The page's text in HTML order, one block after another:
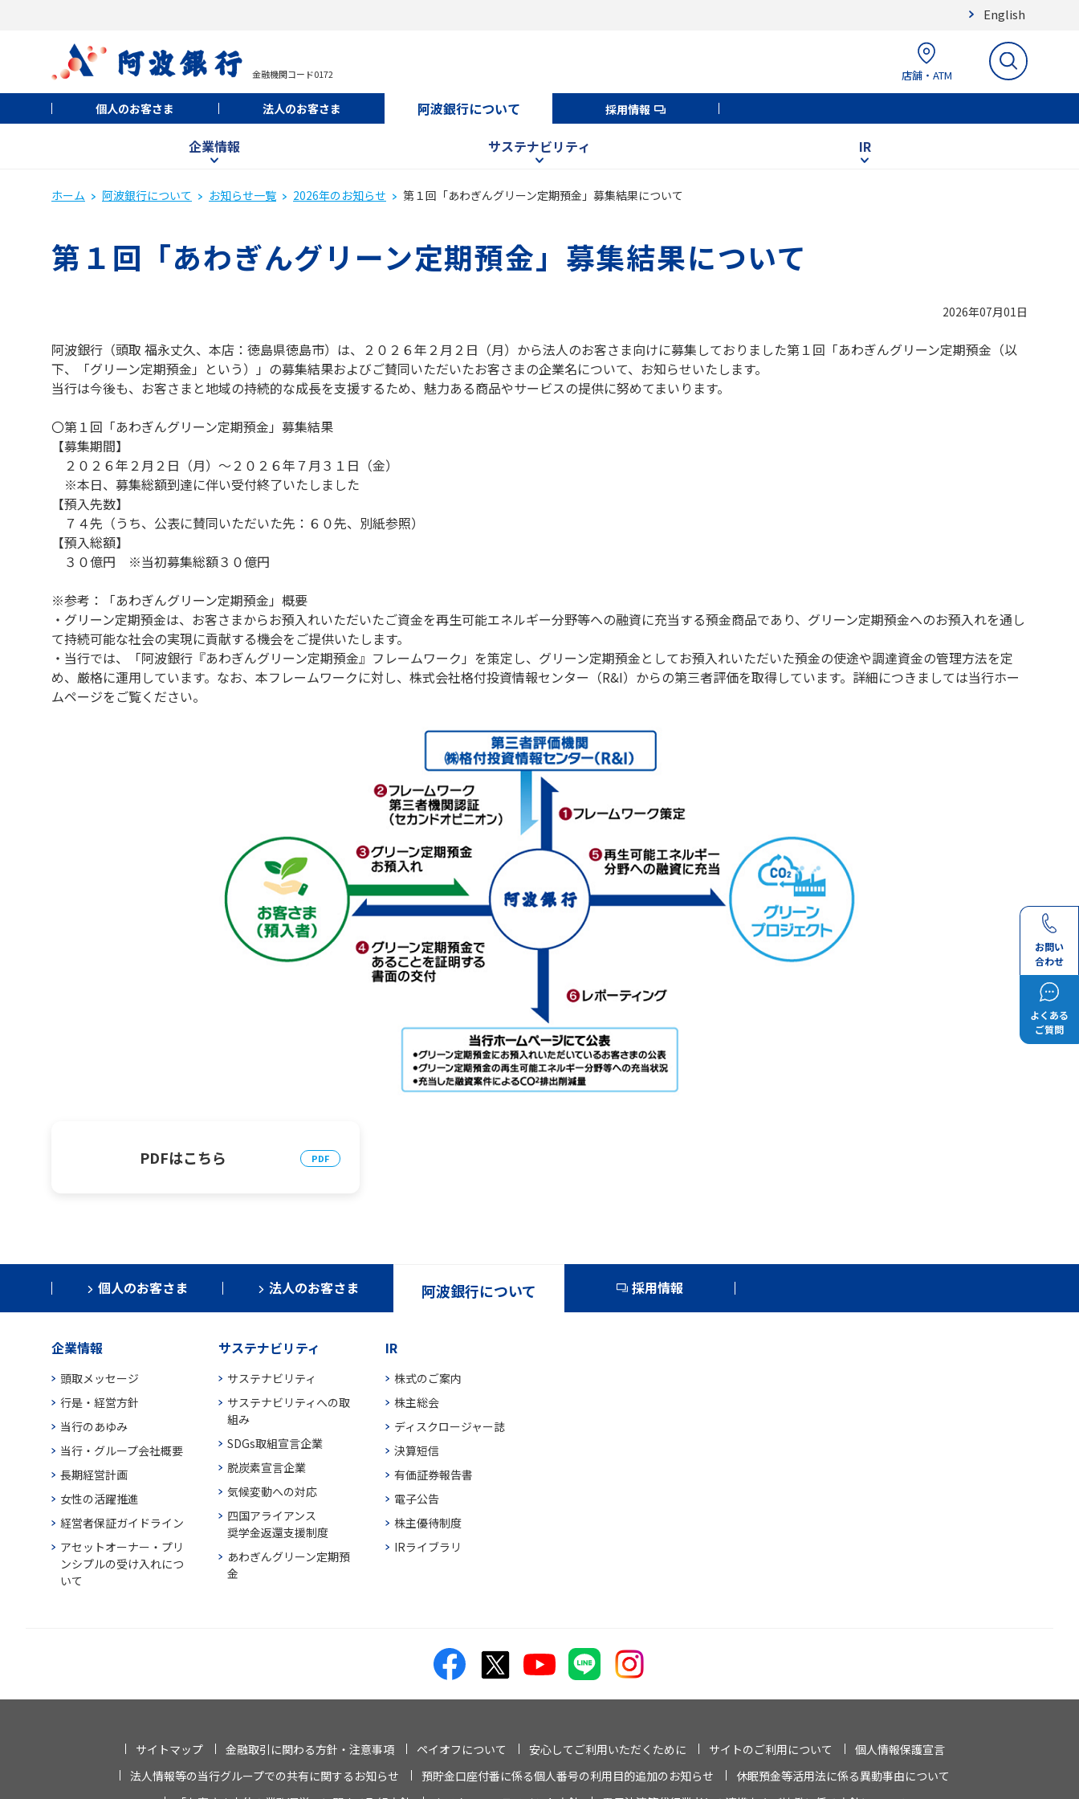
English
金融機関コード0172 店舗・ATM
個人のお客さま 法人のお客さま 阿波銀行について 採用情報
企業情報 サステナビリティ IR
お問い
合わせ
よくある
ご質問
ホーム 阿波銀行について お知らせ一覧 2026年のお知らせ 第１回「あわぎんグリーン定期預金」募集結果について
第１回「あわぎんグリーン定期預金」募集結果について
2026年07月01日
阿波銀行（頭取 福永丈久、本店：徳島県徳島市）は、２０２６年２月２日（月）から法人のお客さま向けに募集しておりました第１回「あわぎんグリーン定期預金（以
下、「グリーン定期預金」という）」の募集結果およびご賛同いただいたお客さまの企業名について、お知らせいたします。
当行は今後も、お客さまと地域の持続的な成長を支援するため、魅力ある商品やサービスの提供に努めてまいります。
〇第１回「あわぎんグリーン定期預金」募集結果
【募集期間】
２０２６年２月２日（月）～２０２６年７月３１日（金）
※本日、募集総額到達に伴い受付終了いたしました
【預入先数】
７４先（うち、公表に賛同いただいた先：６０先、別紙参照）
【預入総額】
３０億円 ※当初募集総額３０億円
※参考：「あわぎんグリーン定期預金」概要
・グリーン定期預金は、お客さまからお預入れいただいたご資金を再生可能エネルギー分野等への融資に充当する預金商品であり、グリーン定期預金へのお預入れを通し
て持続可能な社会の実現に貢献する機会をご提供いたします。
・当行では、「阿波銀行『あわぎんグリーン定期預金』フレームワーク」を策定し、グリーン定期預金としてお預入れいただいた預金の使途や調達資金の管理方法を定
め、厳格に運用しています。なお、本フレームワークに対し、株式会社格付投資情報センター（R&I）からの第三者評価を取得しています。詳細につきましては当行ホー
ムページをご覧ください。
PDFはこちら
個人のお客さま 法人のお客さま 阿波銀行について 採用情報
企業情報
頭取メッセージ
行是・経営方針
当行のあゆみ
当行・グループ会社概要
長期経営計画
女性の活躍推進
経営者保証ガイドライン
アセットオーナー・プリ
ンシプルの受け入れにつ
いて
サステナビリティ
サステナビリティ
サステナビリティへの取
組み
SDGs取組宣言企業
脱炭素宣言企業
気候変動への対応
四国アライアンス
奨学金返還支援制度
あわぎんグリーン定期預
金
IR
株式のご案内
株主総会
ディスクロージャー誌
決算短信
有価証券報告書
電子公告
株主優待制度
IRライブラリ
サイトマップ 金融取引に関わる方針・注意事項 ペイオフについて 安心してご利用いただくために サイトのご利用について
個人情報保護宣言
法人情報等の当行グループでの共有に関するお知らせ
預貯金口座付番に係る個人番号の利用目的追加のお知らせ
休眠預金等活用法に係る異動事由について